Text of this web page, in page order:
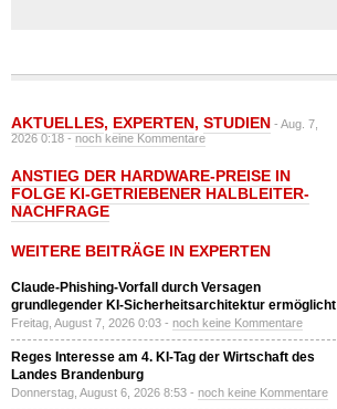
AKTUELLES, EXPERTEN, STUDIEN - Aug. 7,
2026 0:18 -noch keine Kommentare
ANSTIEG DER HARDWARE-PREISE IN
FOLGE KI-GETRIEBENER HALBLEITER-
NACHFRAGE
WEITERE BEITRÄGE IN EXPERTEN
Claude-Phishing-Vorfall durch Versagen
grundlegender KI-Sicherheitsarchitektur ermöglicht
Freitag, August 7, 2026 0:03 - noch keine Kommentare
Reges Interesse am 4. KI-Tag der Wirtschaft des
Landes Brandenburg
Donnerstag, August 6, 2026 8:53 - noch keine Kommentare